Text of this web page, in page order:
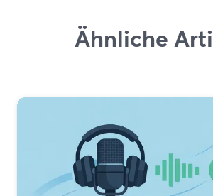
Ähnliche